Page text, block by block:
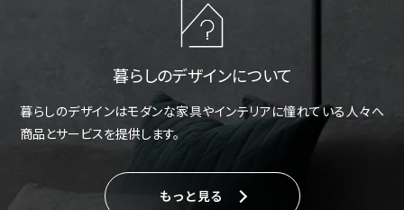
暮らしのデザインについて
暮らしのデザインはモダンな家具やインテリアに憧れている人々へ
商品とサービスを提供します。
もっと見る